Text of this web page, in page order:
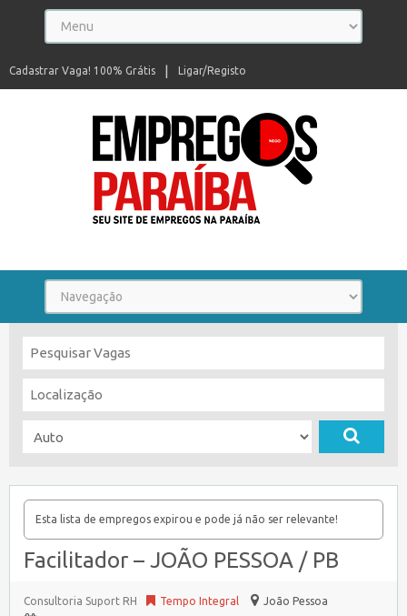
Ligar/Registo
Cadastrar Vaga! 100% Grátis
Esta lista de empregos expirou e pode já não ser relevante!
Facilitador – JOÃO PESSOA / PB
Consultoria Suport RH Tempo Integral
João Pessoa